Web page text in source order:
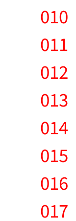
010
011
012
013
014
015
016
017